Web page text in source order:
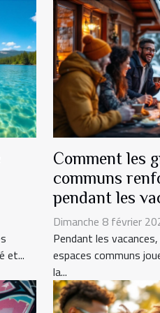
et...
Comment les
communs
pendant les
Dimanche 8 février
Pendant les
espaces communs
la...